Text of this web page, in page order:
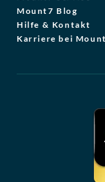
Mount7 Blog
Hilfe & Kontakt
Karriere bei